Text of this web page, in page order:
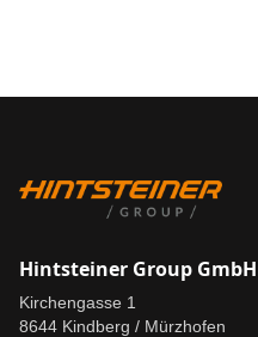
Hintsteiner Group GmbH
Kirchengasse 1
8644 Kindberg / Mürzhofen